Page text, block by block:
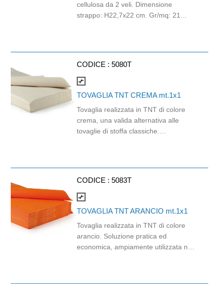
cellulosa da 2 veli. Dimensione
strappo: H22,7x22 cm. Gr/mq: 21
CODICE : 5080T
compare_arrows
TOVAGLIA TNT CREMA mt.1x1
Tovaglia realizzata in TNT di colore
crema, una valida alternativa alle
tovaglie di stoffa classiche.
marchio Mise en Place®. Dimensioni:
1mt x1mt. Cartone da 4 confezioni da
25 pezzi. 100% materiale riciclabile da
CODICE : 5083T
compare_arrows
TOVAGLIA TNT ARANCIO mt.1x1
Tovaglia realizzata in TNT di colore
arancio. Soluzione pratica ed
economica, ampiamente utilizzata nel